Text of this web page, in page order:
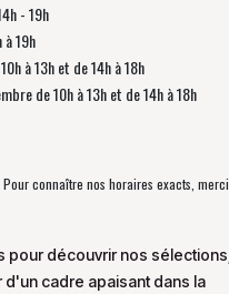
- 19h
à 19h
10h à 13h et de 14h à 18h
de10h à 13h et de 14h à 18h
connaître nos horaires exacts, merci
pour découvrir nos sélections,
cadre apaisant dans la